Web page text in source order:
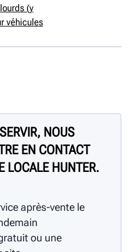
(y
véhicules
NOUS
EN CONTACT
LOCALE HUNTER.
après-vente le
ou une